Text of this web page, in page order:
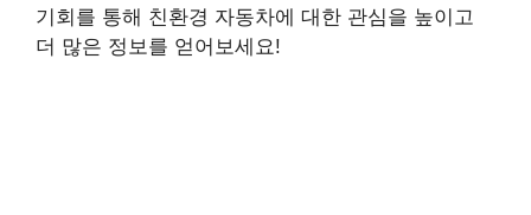
기회를 통해 친환경 자동차에 대한 관심을 높이고
더 많은 정보를 얻어보세요!